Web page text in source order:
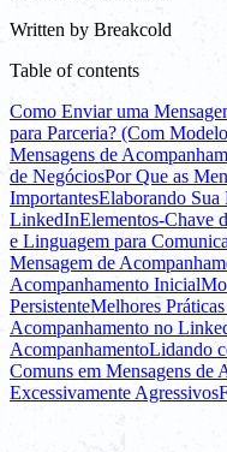
Written by Breakcold
Table of contents
Como Enviar uma
para Parceria? (Com
Mensagens de
de NegóciosPor Que as
ImportantesElaborando Sua
LinkedInElementos-Chave
e Linguagem para
Mensagem de
Acompanhamento Inicial
PersistenteMelhores
Acompanhamento no
AcompanhamentoLidando
Comuns em Mensagens de
Excessivamente Agressivos